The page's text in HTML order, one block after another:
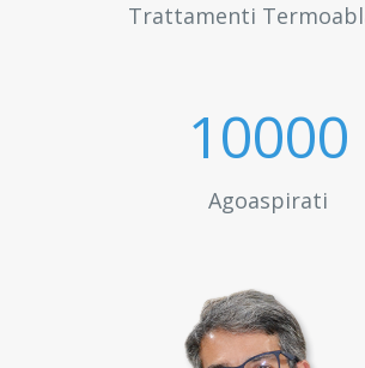
Trattamenti
10000
Agoaspirati